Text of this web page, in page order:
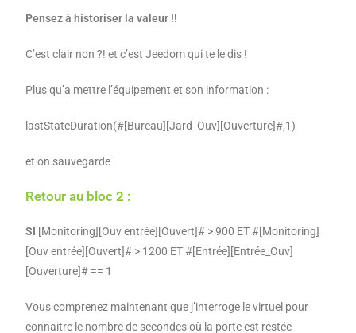
Pensez à historiser la valeur !!
C’est clair non ?! et c’est Jeedom qui te le dis !
Plus qu’a mettre l’équipement et son information :
lastStateDuration(#[Bureau][Jard_Ouv][Ouverture]#,1)
et on sauvegarde
Retour au bloc 2 :
SI [Monitoring][Ouv entrée][Ouvert]# > 900 ET #[Monitoring]
[Ouv entrée][Ouvert]# > 1200 ET #[Entrée][Entrée_Ouv]
[Ouverture]# == 1
Vous comprenez maintenant que j’interroge le virtuel pour
connaitre le nombre de secondes où la porte est restée